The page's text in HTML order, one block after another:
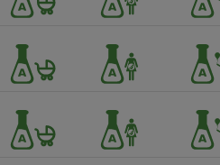
Appareil photo
numérique
Électricité - Gaz